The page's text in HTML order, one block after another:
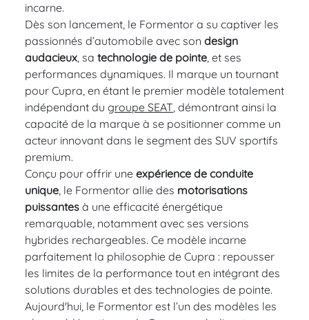
incarne.
Dès son lancement, le Formentor a su captiver les
passionnés d’automobile avec son design
audacieux, sa technologie de pointe, et ses
performances dynamiques. Il marque un tournant
pour Cupra, en étant le premier modèle totalement
indépendant du groupe SEAT, démontrant ainsi la
capacité de la marque à se positionner comme un
acteur innovant dans le segment des SUV sportifs
premium.
Conçu pour offrir une expérience de conduite
unique, le Formentor allie des motorisations
puissantes à une efficacité énergétique
remarquable, notamment avec ses versions
hybrides rechargeables. Ce modèle incarne
parfaitement la philosophie de Cupra : repousser
les limites de la performance tout en intégrant des
solutions durables et des technologies de pointe.
Aujourd'hui, le Formentor est l’un des modèles les